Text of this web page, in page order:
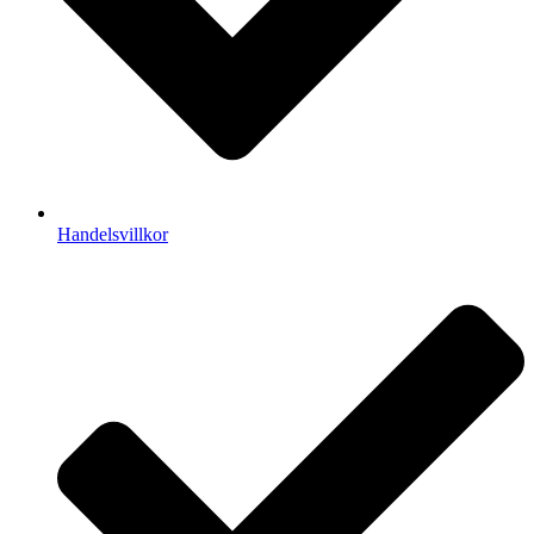
Handelsvillkor